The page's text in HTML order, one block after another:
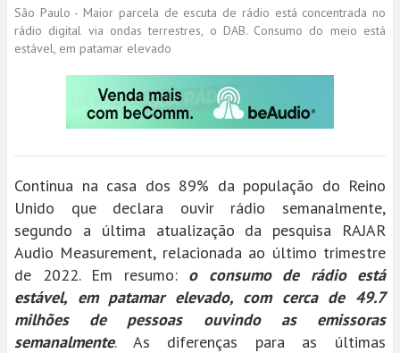
São Paulo - Maior parcela de escuta de rádio está concentrada no
rádio digital via ondas terrestres, o DAB. Consumo do meio está
estável, em patamar elevado
Continua na casa dos 89% da população do Reino
Unido que declara ouvir rádio semanalmente,
segundo a última atualização da pesquisa RAJAR
Audio Measurement, relacionada ao último trimestre
de 2022. Em resumo: o consumo de rádio está
estável, em patamar elevado, com cerca de 49.7
milhões de pessoas ouvindo as emissoras
semanalmente. As diferenças para as últimas